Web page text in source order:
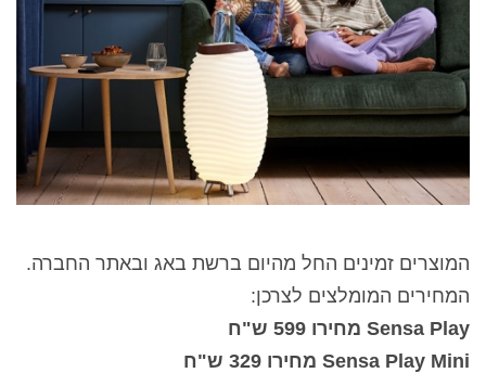
המוצרים זמינים החל מהיום ברשת באג ובאתר החברה.
המחירים המומלצים לצרכן:
Sensa Play מחירו 599 ש"ח
Sensa Play Mini מחירו 329 ש"ח